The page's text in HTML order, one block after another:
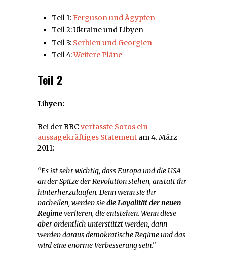
Teil 1:Ferguson und Ägypten
Teil 2: Ukraine und Libyen
Teil 3: Serbien und Georgien
Teil 4:Weitere Pläne
Teil 2
Libyen:
Bei der BBC verfasste Soros ein
aussagekräftiges Statement am 4. März
2011:
“Es ist sehr wichtig, dass Europa und die USA
an der Spitze der Revolution stehen, anstatt ihr
hinterherzulaufen. Denn wenn sie ihr
nacheilen, werden siedie Loyalität der neuen
Regimeverlieren, die entstehen. Wenn diese
aber ordentlich unterstützt werden, dann
werden daraus demokratische Regime und das
wird eine enorme Verbesserung sein.”